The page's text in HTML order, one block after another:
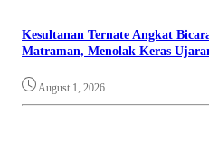
Kesultanan Ternate Angkat
Matraman, Menolak Keras
August 1, 2026